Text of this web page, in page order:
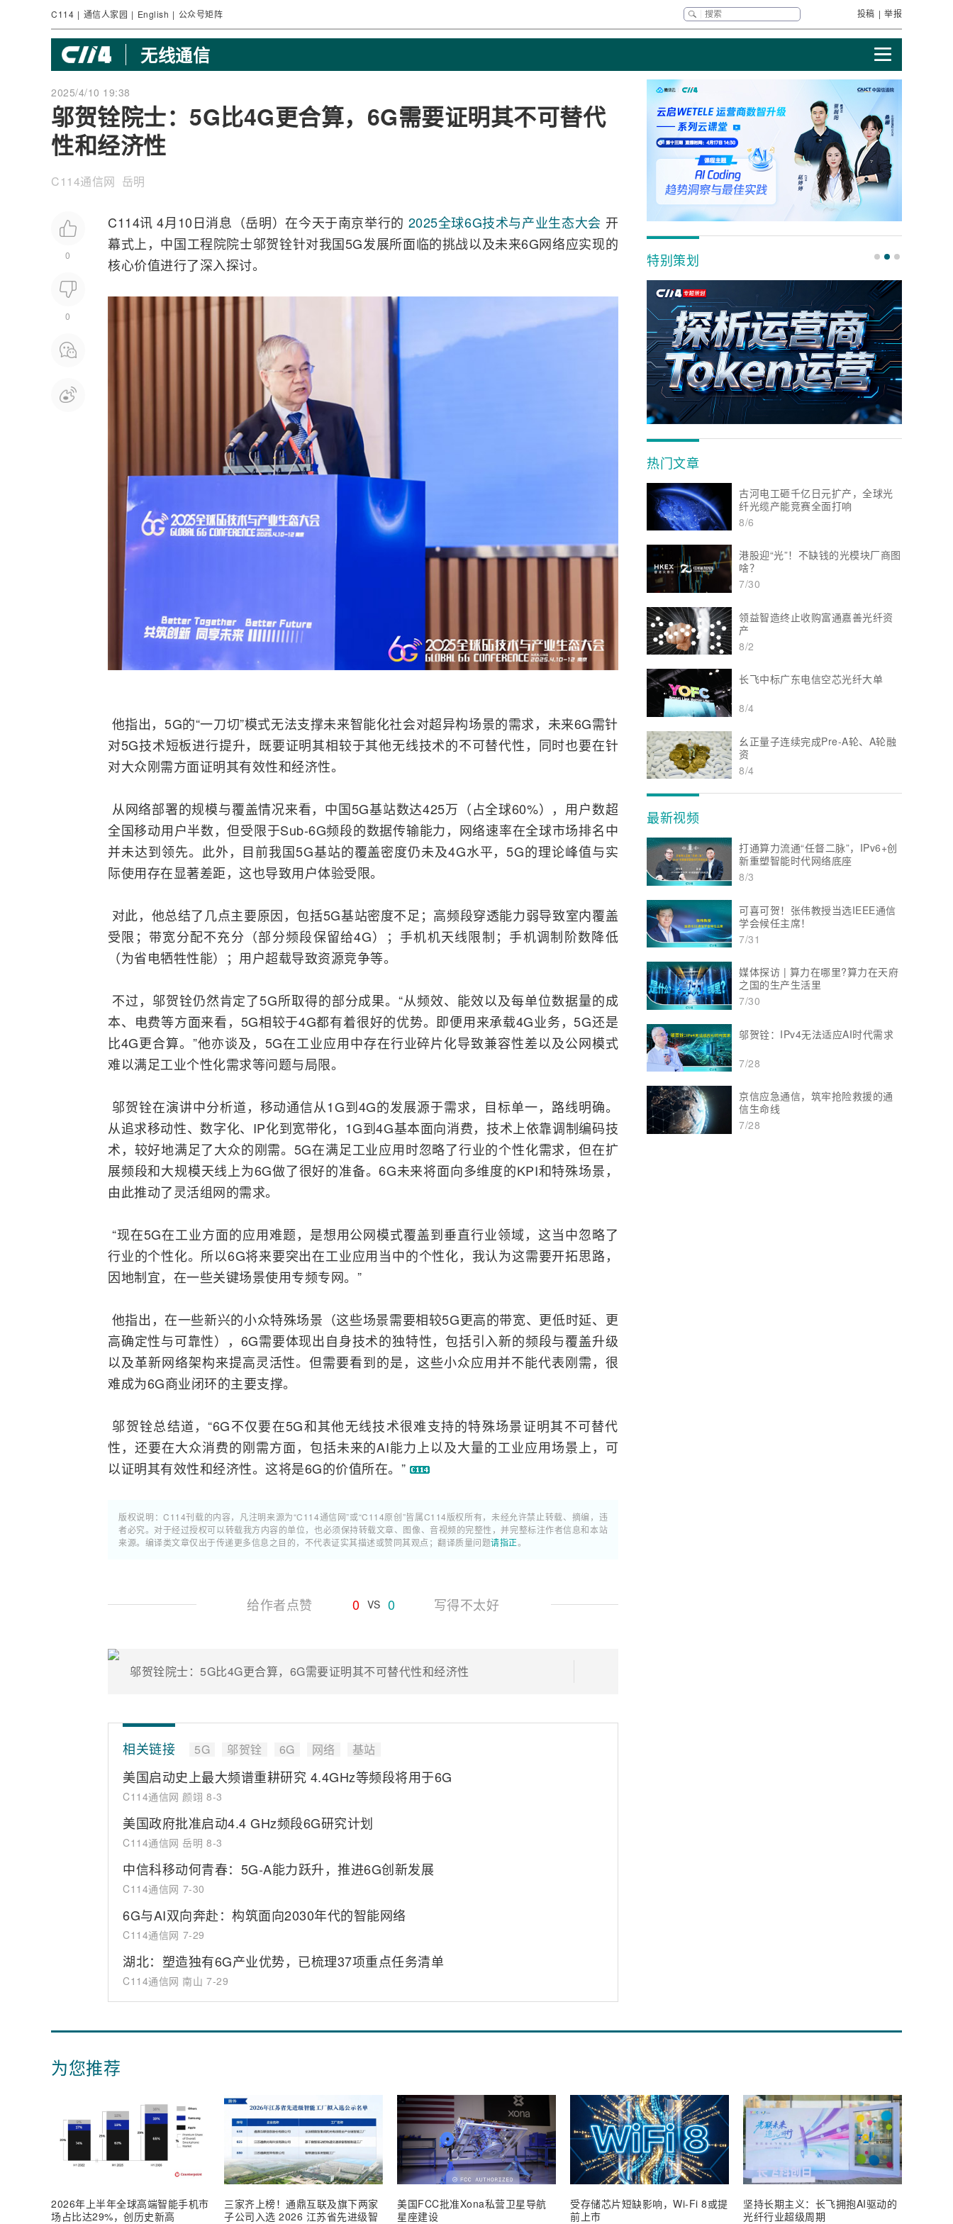
C114 | 通信人家园 | English | 公众号矩阵 投稿 | 举报
无线通信
2025/4/10 19:38
邬贺铨院士：5G比4G更合算，6G需要证明其不可替代
性和经济性
C114通信网 岳明
0
0
C114讯 4月10日消息（岳明）在今天于南京举行的 2025全球6G技术与产业生态大会 开
幕式上，中国工程院院士邬贺铨针对我国5G发展所面临的挑战以及未来6G网络应实现的
核心价值进行了深入探讨。
他指出，5G的“一刀切”模式无法支撑未来智能化社会对超异构场景的需求，未来6G需针
对5G技术短板进行提升，既要证明其相较于其他无线技术的不可替代性，同时也要在针
对大众刚需方面证明其有效性和经济性。
从网络部署的规模与覆盖情况来看，中国5G基站数达425万（占全球60%），用户数超
全国移动用户半数，但受限于Sub-6G频段的数据传输能力，网络速率在全球市场排名中
并未达到领先。此外，目前我国5G基站的覆盖密度仍未及4G水平，5G的理论峰值与实
际使用存在显著差距，这也导致用户体验受限。
对此，他总结了几点主要原因，包括5G基站密度不足；高频段穿透能力弱导致室内覆盖
受限；带宽分配不充分（部分频段保留给4G）； 手机机天线限制；手机调制阶数降低
（为省电牺牲性能）；用户超载导致资源竞争等。
不过，邬贺铨仍然肯定了5G所取得的部分成果。“从频效、能效以及每单位数据量的成
本、电费等方面来看，5G相较于4G都有着很好的优势。即便用来承载4G业务，5G还是
比4G更合算。”他亦谈及，5G在工业应用中存在行业碎片化导致兼容性差以及公网模式
难以满足工业个性化需求等问题与局限。
邬贺铨在演讲中分析道， 移动通信从1G到4G的发展源于需求，目标单一，路线明确。
从追求移动性、数字化、 IP化到宽带化，1G到4G基本面向消费，技术上依靠调制编码技
术，较好地满足了大众的刚需。5G在满足工业应用时忽略了行业的个性化需求，但在扩
展频段和大规模天线上为6G做了很好的准备。6G未来将面向多维度的KPI和特殊场景，
由此推动了灵活组网的需求。
“现在5G在工业方面的应用难题，是想用公网模式覆盖到垂直行业领域，这当中忽略了
行业的个性化。所以6G将来要突出在工业应用当中的个性化，我认为这需要开拓思路，
因地制宜，在一些关键场景使用专频专网。”
他指出，在一些新兴的小众特殊场景（这些场景需要相较5G更高的带宽、更低时延、更
高确定性与可靠性），6G需要体现出自身技术的独特性，包括引入新的频段与覆盖升级
以及革新网络架构来提高灵活性。但需要看到的是，这些小众应用并不能代表刚需，很
难成为6G商业闭环的主要支撑。
邬贺铨总结道，“6G不仅要在5G和其他无线技术很难支持的特殊场景证明其不可替代
性，还要在大众消费的刚需方面，包括未来的AI能力上以及大量的工业应用场景上，可
以证明其有效性和经济性。这将是6G的价值所在。”
版权说明：C114刊载的内容，凡注明来源为“C114通信网”或“C114原创”皆属C114版权所有，未经允许禁止转载、摘编，违
者必究。对于经过授权可以转载我方内容的单位，也必须保持转载文章、图像、音视频的完整性，并完整标注作者信息和本站
来源。编译类文章仅出于传递更多信息之目的，不代表证实其描述或赞同其观点；翻译质量问题请指正。
给作者点赞 0 VS 0 写得不太好
邬贺铨院士：5G比4G更合算，6G需要证明其不可替代性和经济性
相关链接 5G 邬贺铨 6G 网络 基站
美国启动史上最大频谱重耕研究 4.4GHz等频段将用于6G
C114通信网 颜翊 8-3
美国政府批准启动4.4 GHz频段6G研究计划
C114通信网 岳明 8-3
中信科移动何青春：5G-A能力跃升，推进6G创新发展
C114通信网 7-30
6G与AI双向奔赴：构筑面向2030年代的智能网络
C114通信网 7-29
湖北：塑造独有6G产业优势，已梳理37项重点任务清单
C114通信网 南山 7-29
特别策划
热门文章
古河电工砸千亿日元扩产，全球光
纤光缆产能竞赛全面打响
8/6
港股迎“光”！不缺钱的光模块厂商图
啥？
7/30
领益智造终止收购富通嘉善光纤资
产
8/2
长飞中标广东电信空芯光纤大单
8/4
幺正量子连续完成Pre-A轮、A轮融
资
8/4
最新视频
打通算力流通“任督二脉”，IPv6+创
新重塑智能时代网络底座
8/3
可喜可贺！张伟教授当选IEEE通信
学会候任主席！
7/31
媒体探访 | 算力在哪里?算力在天府
之国的生产生活里
7/30
邬贺铨：IPv4无法适应AI时代需求
7/28
京信应急通信，筑牢抢险救援的通
信生命线
7/28
为您推荐
2026年上半年全球高端智能手机市
场占比达29%，创历史新高
三家齐上榜！通鼎互联及旗下两家
子公司入选 2026 江苏省先进级智
美国FCC批准Xona私营卫星导航
星座建设
受存储芯片短缺影响，Wi-Fi 8或提
前上市
坚持长期主义：长飞拥抱AI驱动的
光纤行业超级周期